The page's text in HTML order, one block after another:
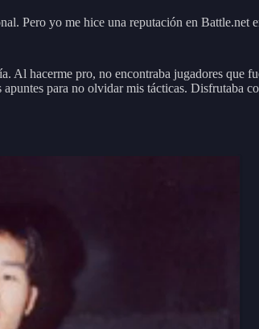
Pero yo me hice una reputación en
Al hacerme pro, no encontraba jugadores que
para no olvidar mis tácticas. Disfrutaba